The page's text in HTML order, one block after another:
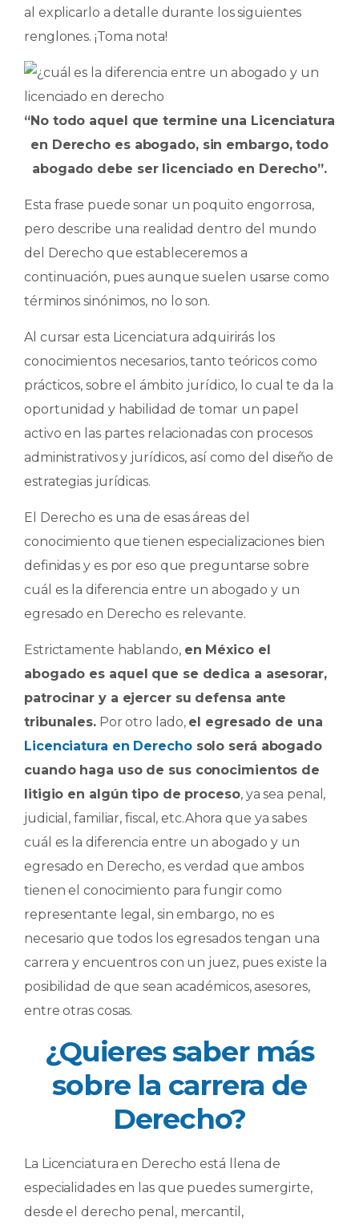
al explicarlo a detalle durante los siguientes
renglones. ¡Toma nota!
“No todo aquel que termine una Licenciatura
en Derecho es abogado, sin embargo, todo
abogado debe ser licenciado en Derecho”.
Esta frase puede sonar un poquito engorrosa,
pero describe una realidad dentro del mundo
del Derecho que estableceremos a
continuación, pues aunque suelen usarse como
términos sinónimos, no lo son.
Al cursar esta Licenciatura adquirirás los
conocimientos necesarios, tanto teóricos como
prácticos, sobre el ámbito jurídico, lo cual te da la
oportunidad y habilidad de tomar un papel
activo en las partes relacionadas con procesos
administrativos y jurídicos, así como del diseño de
estrategias jurídicas.
El Derecho es una de esas áreas del
conocimiento que tienen especializaciones bien
definidas y es por eso que preguntarse sobre
cuál es la diferencia entre un abogado y un
egresado en Derecho es relevante.
Estrictamente hablando, en México el
abogado es aquel que se dedica a asesorar,
patrocinar y a ejercer su defensa ante
tribunales.Por otro lado, el egresado de una
Licenciatura en Derechosolo será abogado
cuando haga uso de sus conocimientos de
litigio en algún tipo de proceso, ya sea penal,
judicial, familiar, fiscal, etc.Ahora que ya sabes
cuál es la diferencia entre un abogado y un
egresado en Derecho, es verdad que ambos
tienen el conocimiento para fungir como
representante legal, sin embargo, no es
necesario que todos los egresados tengan una
carrera y encuentros con un juez, pues existe la
posibilidad de que sean académicos, asesores,
entre otras cosas.
¿Quieres saber más
sobre la carrera de
Derecho?
La Licenciatura en Derecho está llena de
especialidades en las que puedes sumergirte,
desde el derecho penal, mercantil,